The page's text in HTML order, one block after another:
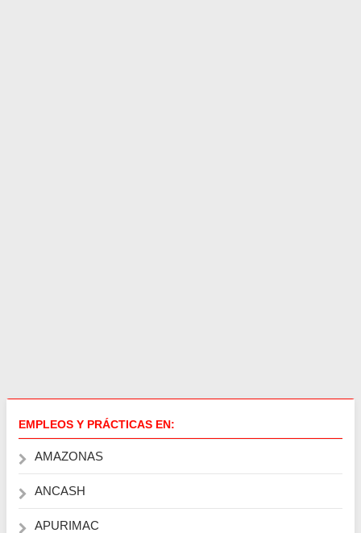
EMPLEOS Y PRÁCTICAS EN:
AMAZONAS
ANCASH
APURIMAC